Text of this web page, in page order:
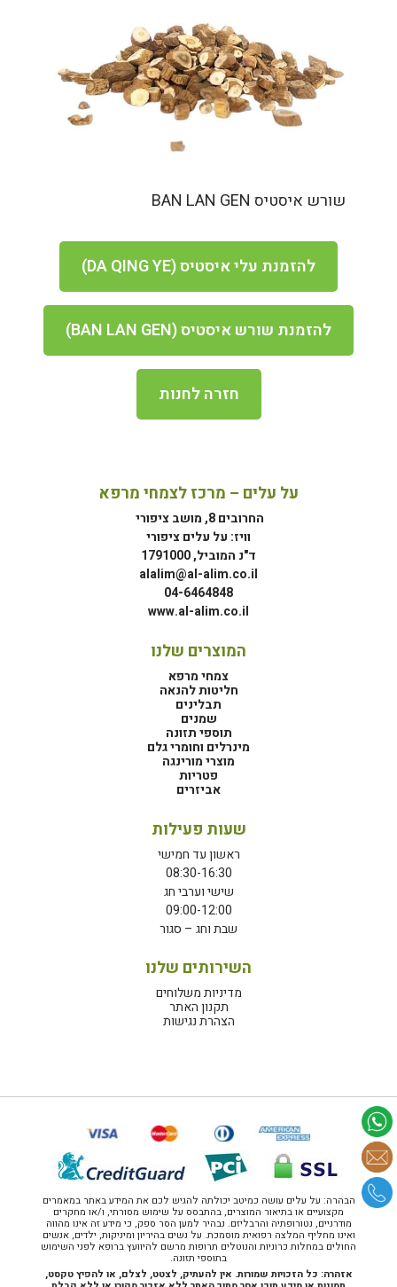
שורש איסטיס BAN LAN GEN
להזמנת עלי איסטיס (DA QING YE)
להזמנת שורש איסטיס (BAN LAN GEN)
חזרה לחנות
על עלים – מרכז לצמחי מרפא
החרובים 8, מושב ציפורי
וויז: על עלים ציפורי
ד"נ המוביל, 1791000
alalim@al-alim.co.il
04-6464848
www.al-alim.co.il
המוצרים שלנו
צמחי מרפא
חליטות להנאה
תבלינים
שמנים
תוספי תזונה
מינרלים וחומרי גלם
מוצרי מורינגה
פטריות
אביזרים
שעות פעילות
ראשון עד חמישי
08:30-16:30
שישי וערבי חג
09:00-12:00
שבת וחג – סגור
השירותים שלנו
מדיניות משלוחים
תקנון האתר
הצהרת נגישות
הבהרה: על עלים עושה כמיטב יכולתה להגיש לכם את המידע באתר במאמרים
מקצועיים או בתיאור המוצרים, בהתבסס על שימוש מסורתי, ו/או מחקרים
מודרניים, נטורופתיה והרבליזם. נבהיר למען הסר ספק, כי מידע זה אינו מהווה
ואינו מחליף המלצה רפואית מוסמכת. על נשים בהיריון ומיניקות, ילדים, אנשים
החולים במחלות כרוניות והנוטלים תרופות מרשם להיוועץ ברופא לפני השימוש
בתוספי תזונה.
אזהרה: כל הזכויות שמורות. אין להעתיק, לצטט, לצלם, או להפיץ טקסט,